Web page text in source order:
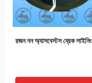
রজন নন অ্যাসবেস্টস ব্রেক লাইনিং